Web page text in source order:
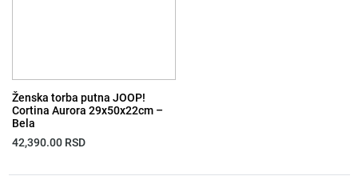
Ženska torba putna JOOP!
Cortina Aurora 29x50x22cm –
Bela
42,390.00 RSD